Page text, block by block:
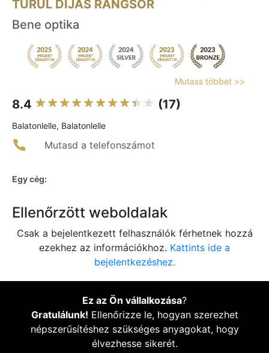
TURUL DÍJAS RANGSOR
Bene optika
Mutass többet >>
8.4 (17)
Balatonlelle, Balatonlelle
Mutasd a telefonszámot
Egy cég:
Ellenőrzött weboldalak
Csak a bejelentkezett felhasználók férhetnek hozzá
ezekhez az információkhoz. Kattints ide a
bejelentkezéshez.
Ez az Ön vállalkozása?
Gratulálunk! Ellenőrizze le, hogyan szerezhet
népszerűsítéshez szükséges anyagokat, hogy
élvezhesse sikerét.